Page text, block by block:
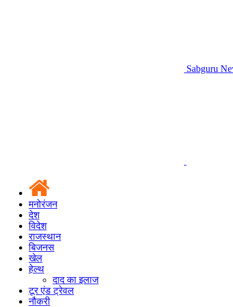
Sabguru
मनोरंजन
देश
विदेश
राजस्थान
बिजनस
खेल
हेल्थ
दाद का इलाज
टूर एंड ट्रेवल
नौकरी